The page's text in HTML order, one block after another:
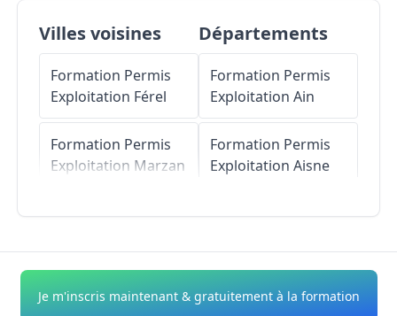
Villes voisines
Formation Permis
Exploitation Férel
Formation Permis
Exploitation Marzan
Formation Permis
Exploitation La
Départements
Formation Permis
Exploitation Ain
Formation Permis
Exploitation Aisne
Formation Permis
ExploitationAlpes-
Je m'inscris maintenant & gratuitement à la formation